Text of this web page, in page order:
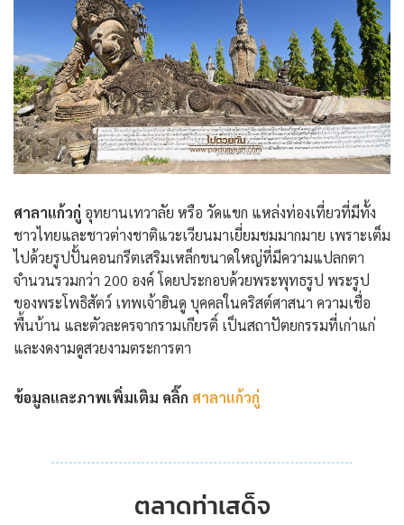
ศาลาแก้วกู่ อุทยานเทวาลัย หรือ วัดแขก แหล่งท่องเที่ยวที่มีทั้ง
ชาวไทยและชาวต่างชาติแวะเวียนมาเยี่ยมชมมากมาย เพราะเต็ม
ไปด้วยรูปปั้นคอนกรีตเสริมเหล็กขนาดใหญ่ที่มีความแปลกตา
จำนวนรวมกว่า 200 องค์ โดยประกอบด้วยพระพุทธรูป พระรูป
ของพระโพธิสัตว์ เทพเจ้าฮินดู บุคคลในคริสต์ศาสนา ความเชื่อ
พื้นบ้าน และตัวละครจากรามเกียรติ์ เป็นสถาปัตยกรรมที่เก่าแก่
และงดงามดูสวยงามตระการตา
ข้อมูลและภาพเพิ่มเติม คลิ๊ก ศาลาแก้วกู่
ตลาดท่าเสด็จ